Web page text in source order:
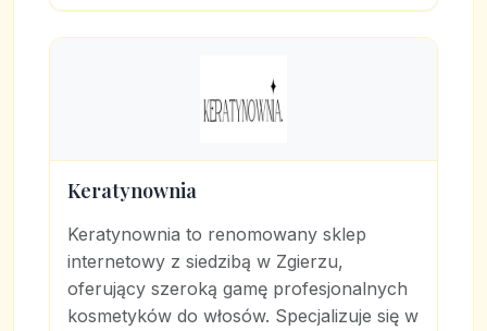
Keratynownia
Keratynownia to renomowany sklep
internetowy z siedzibą w Zgierzu,
oferujący szeroką gamę profesjonalnych
kosmetyków do włosów. Specjalizuje się w